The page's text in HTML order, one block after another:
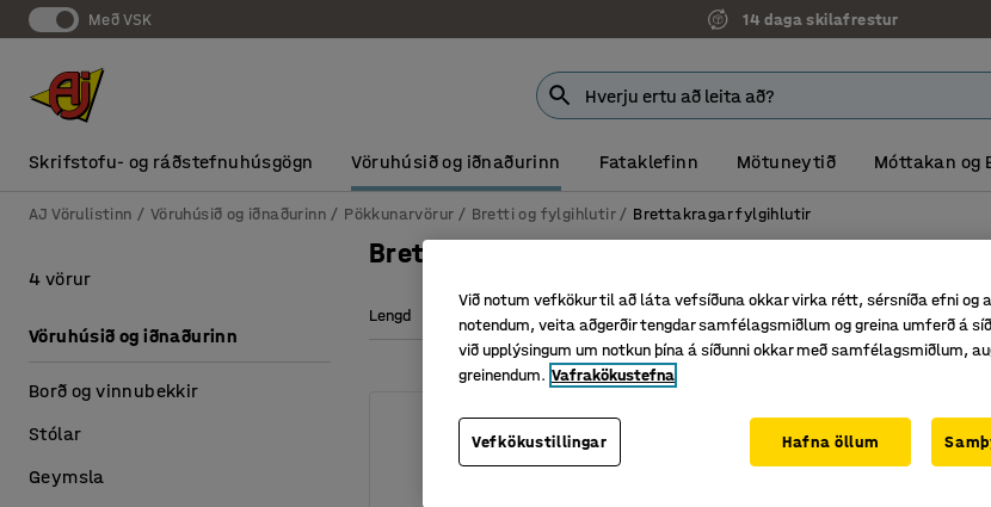
Með VSK 14 daga skilafrestur
Skrifstofu- og ráðstefnuhúsgögn Vöruhúsið og iðnaðurinn Fataklefinn Mötuneytið Móttakan og
AJ Vörulistinn Vöruhúsið og iðnaðurinn Pökkunarvörur Bretti og fylgihlutir Brettakragar fylgihlutir
Brettakragar fylgihlutir
Lengd Hæð Breidd Þvermál hjóla Efni Sjá fleiri filtera
4 vörur
Vöruhúsið og iðnaðurinn
Borð og vinnubekkir
Stólar
Geymsla
Við notum vefkökur til að láta vefsíðuna okkar virka rétt, sérsníða efni og
notendum, veita aðgerðir tengdar samfélagsmiðlum og greina umferð á
við upplýsingum um notkun þína á síðunni okkar með samfélagsmiðlum,
greinendum. Vafrakökustefna
Vefkökustillingar Hafna öllum